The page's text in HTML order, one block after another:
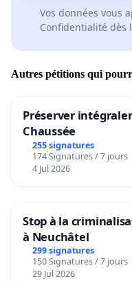
Vos données vous
Confidentialité dès
Autres pétitions qui
Préserver
Chaussée
255 signatures
174 Signatures / 7 jours
4 Jul 2026
Stop à la
à Neuchâtel
299 signatures
150 Signatures / 7 jours
29 Jul 2026